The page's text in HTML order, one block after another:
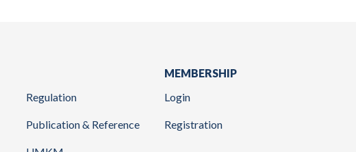
Regulation
Publication & Reference
MEMBERSHIP
Login
Registration